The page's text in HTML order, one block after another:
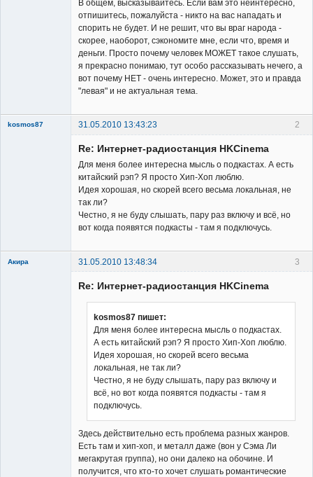
В общем, высказывайтесь. Если вам это неинтересно,
отпишитесь, пожалуйста - никто на вас нападать и
спорить не будет. И не решит, что вы враг народа -
скорее, наоборот, сэкономите мне, если что, время и
деньги. Просто почему человек МОЖЕТ такое слушать,
я прекрасно понимаю, тут особо рассказывать нечего, а
вот почему НЕТ - очень интересно. Может, это и правда
"левая" и не актуальная тема.
2
kosmos87 31.05.2010 13:43:23
Re: Интернет-радиостанция HKCinema
Для меня более интересна мысль о подкастах. А есть
китайский рэп? Я просто Хип-Хоп люблю.
Идея хорошая, но скорей всего весьма локальная, не
так ли?
Честно, я не буду слышать, пару раз включу и всё, но
вот когда появятся подкасты - там я подключусь.
3
Акира 31.05.2010 13:48:34
Re: Интернет-радиостанция HKCinema
kosmos87 пишет:
Для меня более интересна мысль о подкастах.
А есть китайский рэп? Я просто Хип-Хоп люблю.
Идея хорошая, но скорей всего весьма
локальная, не так ли?
Честно, я не буду слышать, пару раз включу и
всё, но вот когда появятся подкасты - там я
подключусь.
Здесь действительно есть проблема разных жанров.
Есть там и хип-хоп, и металл даже (вон у Сэма Ли
мегакрутая группа), но они далеко на обочине. И
получится, что кто-то хочет слушать романтические